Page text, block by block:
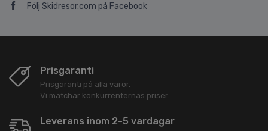
Följ Skidresor.com på Facebook
Prisgaranti
Prisgaranti på alla varor.
Vi matchar konkurrenternas priser.
Leverans inom 2-5 vardagar